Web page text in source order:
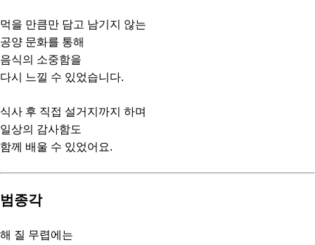
먹을 만큼만 담고 남기지 않는
공양 문화를 통해
음식의 소중함을
다시 느낄 수 있었습니다.
식사 후 직접 설거지까지 하며
일상의 감사함도
함께 배울 수 있었어요.
범종각
해 질 무렵에는